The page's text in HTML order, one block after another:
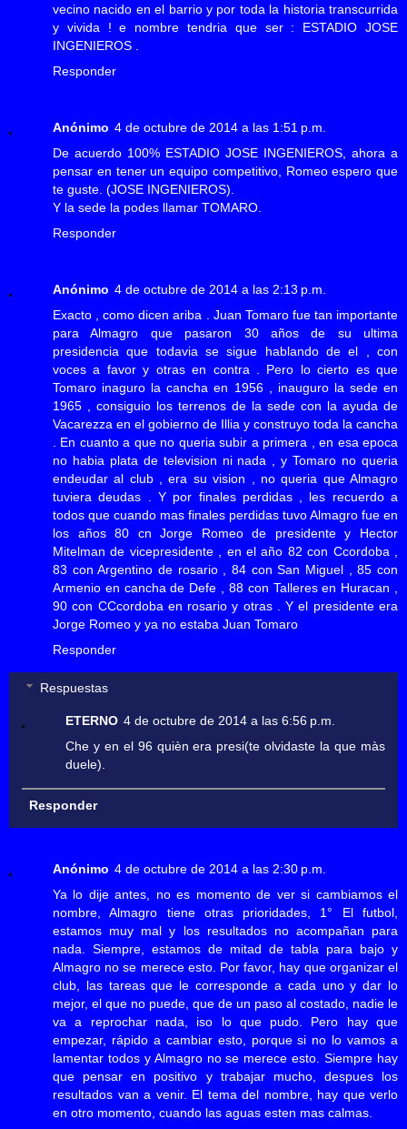
vecino nacido en el barrio y por toda la historia transcurrida
y vivida ! e nombre tendria que ser : ESTADIO JOSE
INGENIEROS .
Responder
Anónimo 4 de octubre de 2014 a las 1:51 p.m.
De acuerdo 100% ESTADIO JOSE INGENIEROS, ahora a
pensar en tener un equipo competitivo, Romeo espero que
te guste. (JOSE INGENIEROS).
Y la sede la podes llamar TOMARO.
Responder
Anónimo 4 de octubre de 2014 a las 2:13 p.m.
Exacto , como dicen ariba . Juan Tomaro fue tan importante
para Almagro que pasaron 30 años de su ultima
presidencia que todavia se sigue hablando de el , con
voces a favor y otras en contra . Pero lo cierto es que
Tomaro inaguro la cancha en 1956 , inauguro la sede en
1965 , consiguio los terrenos de la sede con la ayuda de
Vacarezza en el gobierno de Illia y construyo toda la cancha
. En cuanto a que no queria subir a primera , en esa epoca
no habia plata de television ni nada , y Tomaro no queria
endeudar al club , era su vision , no queria que Almagro
tuviera deudas . Y por finales perdidas , les recuerdo a
todos que cuando mas finales perdidas tuvo Almagro fue en
los años 80 cn Jorge Romeo de presidente y Hector
Mitelman de vicepresidente , en el año 82 con Ccordoba ,
83 con Argentino de rosario , 84 con San Miguel , 85 con
Armenio en cancha de Defe , 88 con Talleres en Huracan ,
90 con CCcordoba en rosario y otras . Y el presidente era
Jorge Romeo y ya no estaba Juan Tomaro
Responder
Respuestas
ETERNO 4 de octubre de 2014 a las 6:56 p.m.
Che y en el 96 quièn era presi(te olvidaste la que màs
duele).
Responder
Anónimo 4 de octubre de 2014 a las 2:30 p.m.
Ya lo dije antes, no es momento de ver si cambiamos el
nombre, Almagro tiene otras prioridades, 1° El futbol,
estamos muy mal y los resultados no acompañan para
nada. Siempre, estamos de mitad de tabla para bajo y
Almagro no se merece esto. Por favor, hay que organizar el
club, las tareas que le corresponde a cada uno y dar lo
mejor, el que no puede, que de un paso al costado, nadie le
va a reprochar nada, iso lo que pudo. Pero hay que
empezar, rápido a cambiar esto, porque si no lo vamos a
lamentar todos y Almagro no se merece esto. Siempre hay
que pensar en positivo y trabajar mucho, despues los
resultados van a venir. El tema del nombre, hay que verlo
en otro momento, cuando las aguas esten mas calmas.